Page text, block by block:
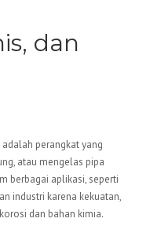
dan
perangkat yang
atau mengelas pipa
berbagai aplikasi, seperti
industri karena kekuatan,
dan bahan kimia.